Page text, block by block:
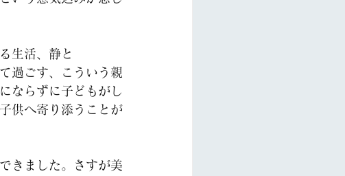
生活、静と
過ごす、こういう親
ならずに子どもがし
供へ寄り添うことが
きました。さすが美